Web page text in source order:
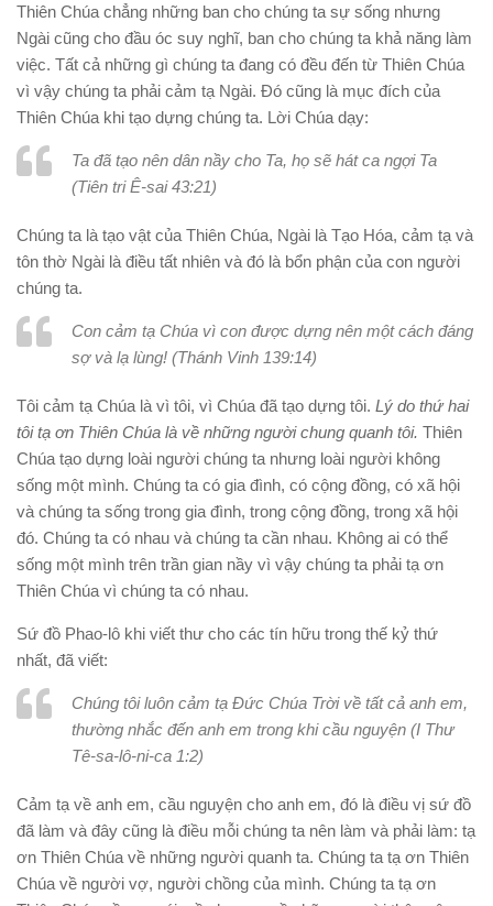
Thiên Chúa chẳng những ban cho chúng ta sự sống nhưng
Ngài cũng cho đầu óc suy nghĩ, ban cho chúng ta khả năng làm
việc. Tất cả những gì chúng ta đang có đều đến từ Thiên Chúa
vì vậy chúng ta phải cảm tạ Ngài. Đó cũng là mục đích của
Thiên Chúa khi tạo dựng chúng ta. Lời Chúa dạy:
Ta đã tạo nên dân nầy cho Ta, họ sẽ hát ca ngợi Ta
(Tiên tri Ê-sai 43:21)
Chúng ta là tạo vật của Thiên Chúa, Ngài là Tạo Hóa, cảm tạ và
tôn thờ Ngài là điều tất nhiên và đó là bổn phận của con người
chúng ta.
Con cảm tạ Chúa vì con được dựng nên một cách đáng
sợ và lạ lùng! (Thánh Vinh 139:14)
Tôi cảm tạ Chúa là vì tôi, vì Chúa đã tạo dựng tôi. Lý do thứ hai
tôi tạ ơn Thiên Chúa là về những người chung quanh tôi. Thiên
Chúa tạo dựng loài người chúng ta nhưng loài người không
sống một mình. Chúng ta có gia đình, có cộng đồng, có xã hội
và chúng ta sống trong gia đình, trong cộng đồng, trong xã hội
đó. Chúng ta có nhau và chúng ta cần nhau. Không ai có thể
sống một mình trên trần gian nầy vì vậy chúng ta phải tạ ơn
Thiên Chúa vì chúng ta có nhau.
Sứ đồ Phao-lô khi viết thư cho các tín hữu trong thế kỷ thứ
nhất, đã viết:
Chúng tôi luôn cảm tạ Đức Chúa Trời về tất cả anh em,
thường nhắc đến anh em trong khi cầu nguyện (I Thư
Tê-sa-lô-ni-ca 1:2)
Cảm tạ về anh em, cầu nguyện cho anh em, đó là điều vị sứ đồ
đã làm và đây cũng là điều mỗi chúng ta nên làm và phải làm: tạ
ơn Thiên Chúa về những người quanh ta. Chúng ta tạ ơn Thiên
Chúa về người vợ, người chồng của mình. Chúng ta tạ ơn